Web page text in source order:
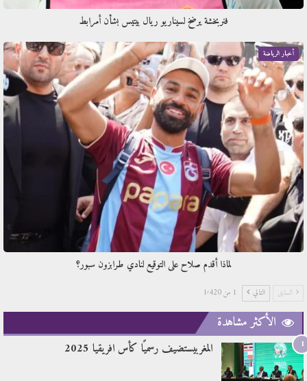
فنربخشة يرضخ لسيناريو ريال بيتيس بشأن أمرابط
أخبار الرياضة
لماذا أقدم صلاح على التوقيع لنادي طرابزون سبور؟
السابق التالي 1 من 1٬420
الأكثر مشاهدة
1 المغربيستضيف رسميًا كأس افريقيا 2025